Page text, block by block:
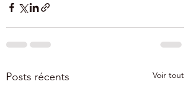
Posts récents Voir tout